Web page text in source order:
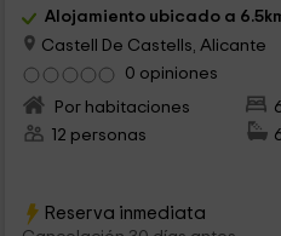
Alojamiento ubicado a
Castell De Castells, Alicante
0 opiniones
Por habitaciones
12 personas
Reserva inmediata